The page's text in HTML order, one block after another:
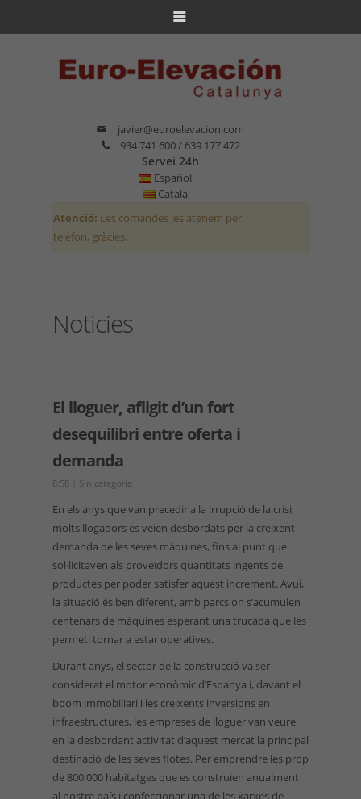
javier@euroelevacion.com
934 741 600 / 639 177 472
Servei 24h
Español
Català
Atenció: Les comandes les atenem per
telèfon, gràcies.
Noticies
El lloguer, afligit d’un fort
desequilibri entre oferta i
demanda
8:58 Sin categoría
En els anys que van precedir a la irrupció de la crisi,
molts llogadors es veien desbordats per la creixent
demanda de les seves màquines, fins al punt que
sol·licitaven als proveïdors quantitats ingents de
productes per poder satisfer aquest increment. Avui,
la situació és ben diferent, amb parcs on s’acumulen
centenars de màquines esperant una trucada que les
permeti tornar a estar operatives.
Durant anys, el sector de la construcció va ser
considerat el motor econòmic d’Espanya i, davant el
boom immobiliari i les creixents inversions en
infraestructures, les empreses de lloguer van veure
en la desbordant activitat d’aquest mercat la principal
destinació de les seves flotes. Per emprendre les prop
de 800.000 habitatges que es construïen anualment
al nostre país i confeccionar una de les xarxes de